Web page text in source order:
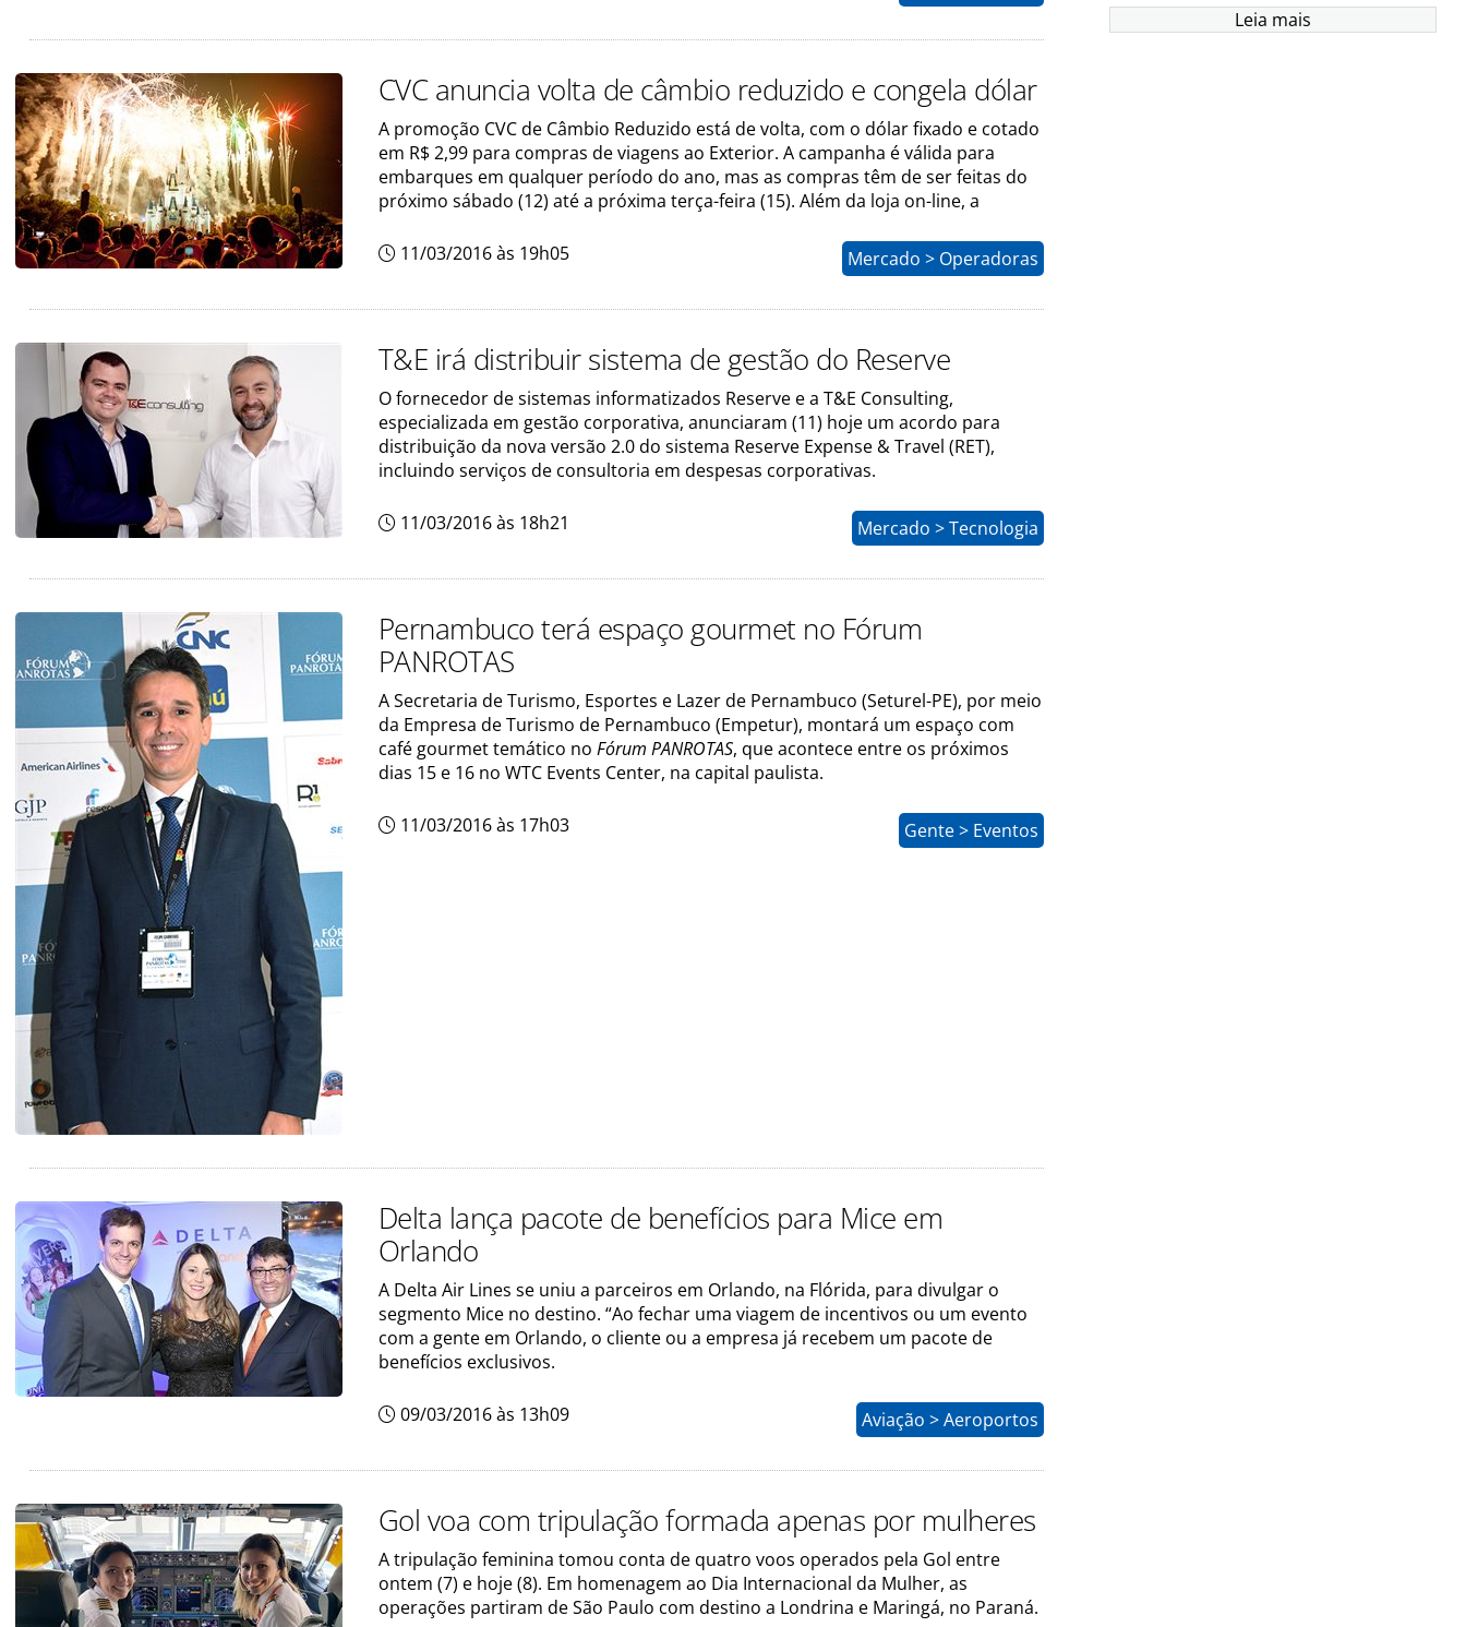
CVC anuncia volta de câmbio reduzido e congela dólar
A promoção CVC de Câmbio Reduzido está de volta, com o dólar fixado e cotado
em R$ 2,99 para compras de viagens ao Exterior. A campanha é válida para
embarques em qualquer período do ano, mas as compras têm de ser feitas do
próximo sábado (12) até a próxima terça-feira (15). Além da loja on-line, a
11/03/2016 às 19h05 Mercado > Operadoras
T&E irá distribuir sistema de gestão do Reserve
O fornecedor de sistemas informatizados Reserve e a T&E Consulting,
especializada em gestão corporativa, anunciaram (11) hoje um acordo para
distribuição da nova versão 2.0 do sistema Reserve Expense & Travel (RET),
incluindo serviços de consultoria em despesas corporativas.
11/03/2016 às 18h21 Mercado > Tecnologia
Pernambuco terá espaço gourmet no Fórum
PANROTAS
A Secretaria de Turismo, Esportes e Lazer de Pernambuco (Seturel-PE), por meio
da Empresa de Turismo de Pernambuco (Empetur), montará um espaço com
café gourmet temático no Fórum PANROTAS, que acontece entre os próximos
dias 15 e 16 no WTC Events Center, na capital paulista.
11/03/2016 às 17h03 Gente > Eventos
Delta lança pacote de benefícios para Mice em
Orlando
A Delta Air Lines se uniu a parceiros em Orlando, na Flórida, para divulgar o
segmento Mice no destino. “Ao fechar uma viagem de incentivos ou um evento
com a gente em Orlando, o cliente ou a empresa já recebem um pacote de
benefícios exclusivos.
09/03/2016 às 13h09 Aviação > Aeroportos
Gol voa com tripulação formada apenas por mulheres
A tripulação feminina tomou conta de quatro voos operados pela Gol entre
ontem (7) e hoje (8). Em homenagem ao Dia Internacional da Mulher, as
operações partiram de São Paulo com destino a Londrina e Maringá, no Paraná.
Leia mais